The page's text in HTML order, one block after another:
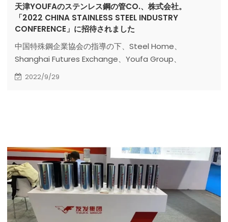
天津YOUFAのステンレス鋼の管CO.、株式会社。
「2022 CHINA STAINLESS STEEL INDUSTRY
CONFERENCE」に招待されました
中国特殊鋼企業協会の指導の下、Steel Home、
Shanghai Futures Exchange、Youfa Group、
Ouyeel、TISCO Stainless が共同で主催した「2022
2022/9/29